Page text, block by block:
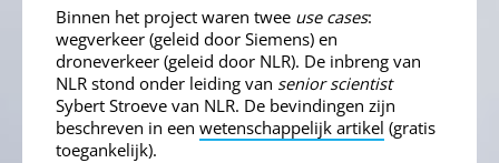
Binnen het project waren twee use cases:
wegverkeer (geleid door Siemens) en
droneverkeer (geleid door NLR). De inbreng van
NLR stond onder leiding van senior scientist
Sybert Stroeve van NLR. De bevindingen zijn
beschreven in een wetenschappelijk artikel (gratis
toegankelijk).